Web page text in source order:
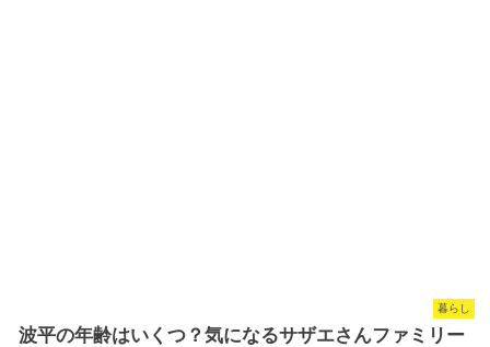
暮らし
波平の年齢はいくつ？気になるサザエさんファミリー